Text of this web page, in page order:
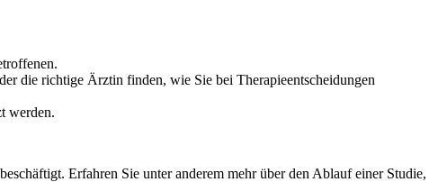
die richtige Ärztin finden, wie Sie bei Therapieentscheidungen
werden.
beschäftigt. Erfahren Sie unter anderem mehr über den Ablauf einer Studie,